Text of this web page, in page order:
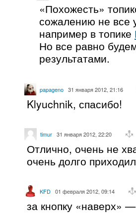
«Похожесть»
сожалению не все
например в топике
Но все равно
результатами.
papageno 31 января 2012, 21:16
Klyuchnik, спасибо!
timur 31 января 2012, 22:20
Отлично, очень не
очень долго
KFD 01 февраля 2012, 09:14
за кнопку «наверх»